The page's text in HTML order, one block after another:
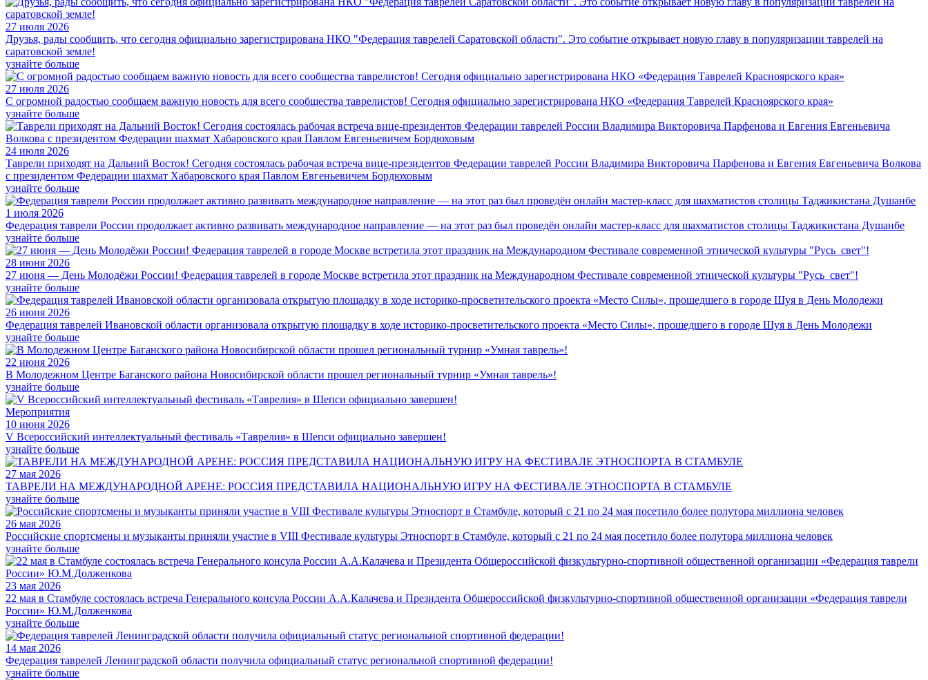
27 июля 2026
Друзья, рады сообщить, что сегодня официально зарегистрирована НКО "Федерация таврелей Саратовской области". Это событие открывает новую главу в популяризации таврелей на
саратовской земле!
узнайте больше
27 июля 2026
С огромной радостью сообщаем важную новость для всего сообщества таврелистов! Сегодня официально зарегистрирована НКО «Федерация Таврелей Красноярского края»
узнайте больше
24 июля 2026
Таврели приходят на Дальний Восток! Сегодня состоялась рабочая встреча вице-президентов Федерации таврелей России Владимира Викторовича Парфенова и Евгения Евгеньевича Волкова
с президентом Федерации шахмат Хабаровского края Павлом Евгеньевичем Бордюховым
узнайте больше
1 июля 2026
Федерация таврели России продолжает активно развивать международное направление — на этот раз был проведён онлайн мастер-класс для шахматистов столицы Таджикистана Душанбе
узнайте больше
28 июня 2026
27 июня — День Молодёжи России! Федерация таврелей в городе Москве встретила этот праздник на Международном Фестивале современной этнической культуры "Русь_свет"!
узнайте больше
26 июня 2026
Федерация таврелей Ивановской области организовала открытую площадку в ходе историко-просветительского проекта «Место Силы», прошедшего в городе Шуя в День Молодежи
узнайте больше
22 июня 2026
В Молодежном Центре Баганского района Новосибирской области прошел региональный турнир «Умная таврель»!
узнайте больше
Мероприятия
10 июня 2026
V Всероссийский интеллектуальный фестиваль «Таврелия» в Шепси официально завершен!
узнайте больше
27 мая 2026
ТАВРЕЛИ НА МЕЖДУНАРОДНОЙ АРЕНЕ: РОССИЯ ПРЕДСТАВИЛА НАЦИОНАЛЬНУЮ ИГРУ НА ФЕСТИВАЛЕ ЭТНОСПОРТА В СТАМБУЛЕ
узнайте больше
26 мая 2026
Российские спортсмены и музыканты приняли участие в VIII Фестивале культуры Этноспорт в Стамбуле, который с 21 по 24 мая посетило более полутора миллиона человек
узнайте больше
23 мая 2026
22 мая в Стамбуле состоялась встреча Генерального консула России А.А.Калачева и Президента Общероссийской физкультурно-спортивной общественной организации «Федерация таврели
России» Ю.М.Долженкова
узнайте больше
14 мая 2026
Федерация таврелей Ленинградской области получила официальный статус региональной спортивной федерации!
узнайте больше